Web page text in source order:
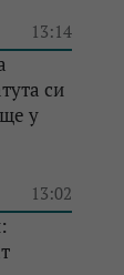
13:14
си
у
13:02